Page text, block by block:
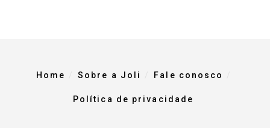
Home Sobre a Joli Fale conosco
Política de privacidade